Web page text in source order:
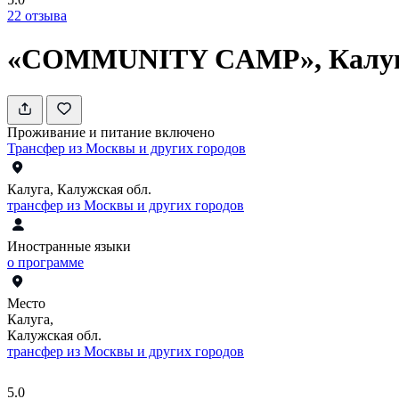
22 отзыва
«COMMUNITY CAMP»,
Проживание и питание включено
Трансфер из Москвы и других городов
Калуга, Калужская обл.
трансфер из Москвы и других городов
Иностранные языки
о программе
Место
Калуга,
Калужская обл.
трансфер из Москвы и других городов
5.0